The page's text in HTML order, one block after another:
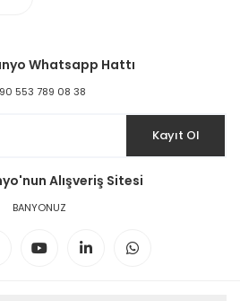
Whatsapp Hattı
553 789 08 38
Kayıt Ol
Alışveriş Sitesi
BANYONUZ